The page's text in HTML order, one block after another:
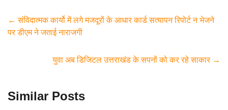
e
b
k
er s
A
p
gr
m
e
← संविदात्मक कार्यो में लगे मजदूरों के आधार कार्ड सत्यापन रिपोर्ट न भेजने
पर डीएम ने जताई नाराजगी
युवा अब डिजिटल उत्तराखंड के सपनों को कर रहे साकार →
Similar Posts